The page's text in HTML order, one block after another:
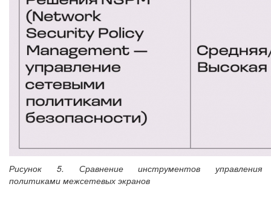
Рисунок 5. Сравнение инструментов управления
политиками межсетевых экранов